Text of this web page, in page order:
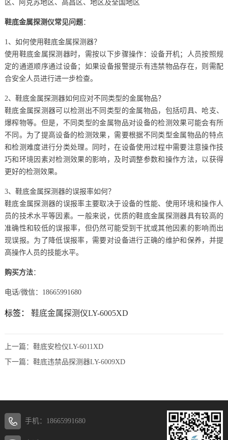
区、阿克苏地区、高昌区、地区及全国地区
鞋底金属探测仪常见问题：
1、如何使用鞋底金属探测器？
使用鞋底金属探测器时，需按以下步骤操作：设备开机；人员按照规
定的通道顺序通过设备；如果设备报警提示有违禁物品存在，则需配
合安全人员进行进一步检查。
2、鞋底金属探测器如何应对不同类型的金属物品？
鞋底金属探测器可以检测出不同类型的金属物品，包括叨具、呛支、
爆榨物等。但是，不同类型的金属物品对设备的检测效果可能会有所
不同。为了提高设备的检测效果，需要根据不同类型金属物品的特点
和检测难度进行分类处理。同时，在设备使用过程中需要注意操作技
巧和环境因素对检测效果的影响，及时调整参数和操作方法，以获得
更好的检测效果。
3、鞋底金属探测器的误报率如何？
鞋底金属探测器的误报率主要取决于设备的性能、使用环境和操作人
员的技术水平等因素。一般来说，优质的鞋底金属探测器具有较高的
准确性和较低的误报率，但仍然可能受到干扰或其他因素的影响而出
现误报。为了降低误报率，需要对设备进行正确的维护和保养，并提
高操作人员的技能水平。
购买方法：
电话/微信：18665991680
标签： 鞋底金属探测仪LY-6005XD
上一篇： 鞋底安检仪LY-6011XD
下一篇： 鞋底违禁品探测器LY-6009XD
手机：18665991680